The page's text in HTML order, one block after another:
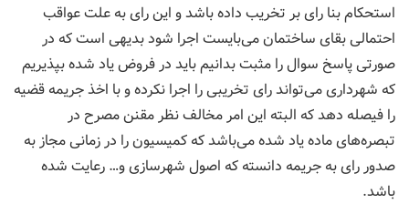
استحكام بنا رای بر تخریب داده باشد و این رای به علت عواقب
احتمالی بقای ساختمان می‌بایست اجرا شود بدیهی است كه در
صورتی پاسخ سوال را مثبت بدانیم باید در فروض یاد شده بپذیریم
كه شهرداری می‌تواند رای تخریبی را اجرا نكرده و با اخذ جریمه قضیه
را فیصله دهد كه البته این امر مخالف نظر مقنن مصرح در
تبصره‌های ماده یاد شده می‌باشد كه كمیسیون را در زمانی مجاز به
صدور رای به جریمه دانسته كه اصول شهرسازی و… رعایت شده
باشد.